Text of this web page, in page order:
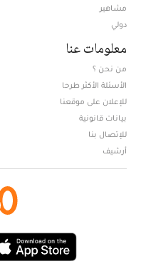
مشاهير
دولي
معلومات عنا
من نحن ؟
الأسئلة الأكثر طرحا
للإعلان على موقعنا
بيانات قانونية
للإتصال بنا
أرشيف